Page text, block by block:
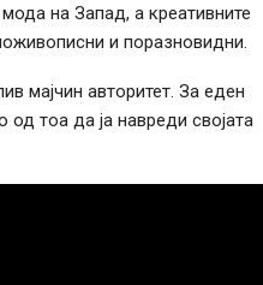
на Запад, а креативните
и поразновидни.
мајчин авторитет. За еден
тоа да ја навреди својата